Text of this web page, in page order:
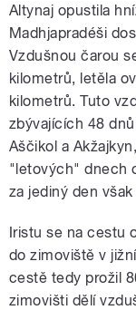
Altynaj opustila
Madhjapradéši
Vzdušnou čarou
kilometrů, letěla
kilometrů. Tuto
zbývajících 48
Aščikol a
"letových" dnech
za jediný den
Iristu se na cestu
do zimoviště v
cestě tedy prožil
zimovišti dělí